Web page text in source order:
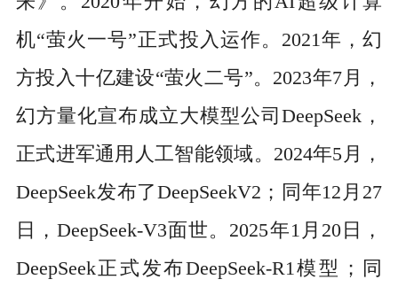
机“萤火一号”正式投入运作。2021年，幻
方投入十亿建设“萤火二号”。2023年7月，
幻方量化宣布成立大模型公司DeepSeek，
正式进军通用人工智能领域。2024年5月，
DeepSeek发布了DeepSeekV2；同年12月27
日，DeepSeek-V3面世。2025年1月20日，
DeepSeek正式发布DeepSeek-R1模型；同